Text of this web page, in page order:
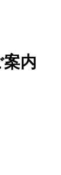
内